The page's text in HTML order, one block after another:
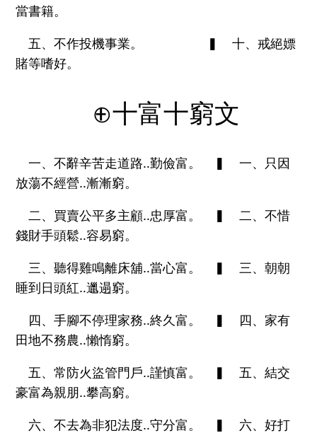
當書籍。
五、不作投機事業。 ▍ 十、戒絕嫖
賭等嗜好。
⊕十富十窮文
一、不辭辛苦走道路‥勤儉富。 ▍ 一、只因
放蕩不經營‥漸漸窮。
二、買賣公平多主顧‥忠厚富。 ▍ 二、不惜
錢財手頭鬆‥容易窮。
三、聽得雞鳴離床舖‥當心富。 ▍ 三、朝朝
睡到日頭紅‥邋遢窮。
四、手腳不停理家務‥終久富。 ▍ 四、家有
田地不務農‥懶惰窮。
五、常防火盜管門戶‥謹慎富。 ▍ 五、結交
豪富為親朋‥攀高窮。
六、不去為非犯法度‥守分富。 ▍ 六、好打